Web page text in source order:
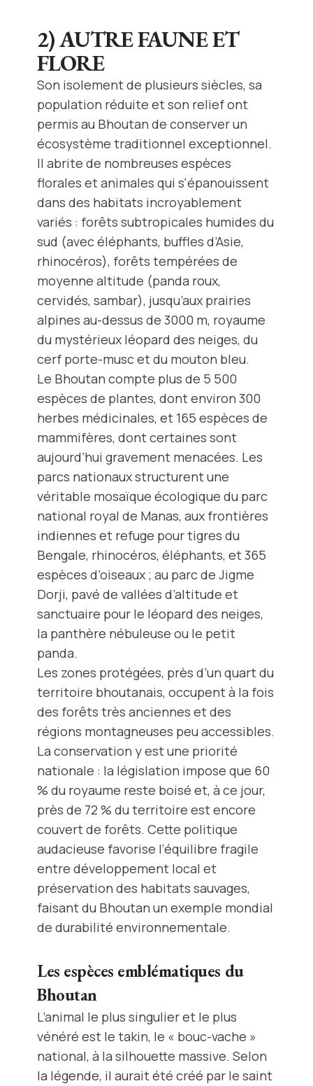
2) AUTRE FAUNE ET
FLORE
Son isolement de plusieurs siècles, sa
population réduite et son relief ont
permis au Bhoutan de conserver un
écosystème traditionnel exceptionnel.
Il abrite de nombreuses espèces
florales et animales qui s'épanouissent
dans des habitats incroyablement
variés : forêts subtropicales humides du
sud (avec éléphants, buffles d’Asie,
rhinocéros), forêts tempérées de
moyenne altitude (panda roux,
cervidés, sambar), jusqu’aux prairies
alpines au-dessus de 3000 m, royaume
du mystérieux léopard des neiges, du
cerf porte-musc et du mouton bleu.
Le Bhoutan compte plus de 5 500
espèces de plantes, dont environ 300
herbes médicinales, et 165 espèces de
mammifères, dont certaines sont
aujourd’hui gravement menacées. Les
parcs nationaux structurent une
véritable mosaïque écologique du parc
national royal de Manas, aux frontières
indiennes et refuge pour tigres du
Bengale, rhinocéros, éléphants, et 365
espèces d’oiseaux ; au parc de Jigme
Dorji, pavé de vallées d’altitude et
sanctuaire pour le léopard des neiges,
la panthère nébuleuse ou le petit
panda.
Les zones protégées, près d’un quart du
territoire bhoutanais, occupent à la fois
des forêts très anciennes et des
régions montagneuses peu accessibles.
La conservation y est une priorité
nationale : la législation impose que 60
% du royaume reste boisé et, à ce jour,
près de 72 % du territoire est encore
couvert de forêts. Cette politique
audacieuse favorise l’équilibre fragile
entre développement local et
préservation des habitats sauvages,
faisant du Bhoutan un exemple mondial
de durabilité environnementale.
Les espèces emblématiques du
Bhoutan
L’animal le plus singulier et le plus
vénéré est le takin, le « bouc-vache »
national, à la silhouette massive. Selon
la légende, il aurait été créé par le saint